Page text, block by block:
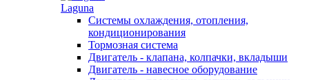
Laguna
Системы охлаждения, отопления,
кондиционирования
Тормозная система
Двигатель - клапана, колпачки, вкладыши
Двигатель - навесное оборудование